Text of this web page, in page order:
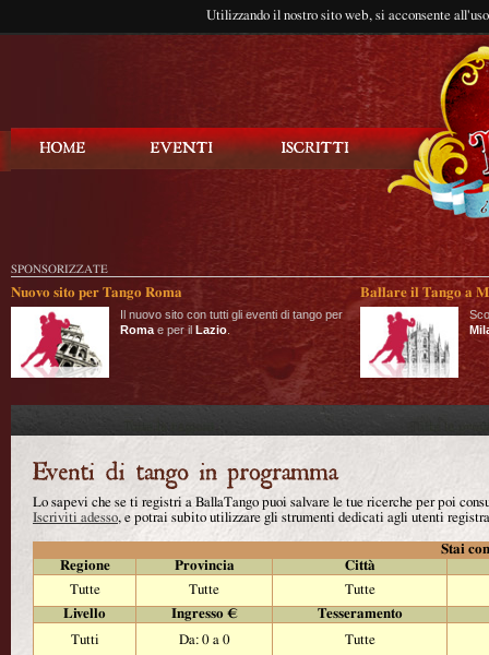
Utilizzando il nostro sito web, si acconsente
SPONSORIZZATE
Nuovo sito per Tango Roma
Il nuovo sito con tutti gli eventi di tango per
Roma e per il Lazio
Ballare il Tango a
Lo sapevi che se ti registri a BallaTango puoi salvare le tue ricerche per poi
Iscriviti adesso, e potrai subito utilizzare gli strumenti dedicati agli utenti
Stai
Regione
Provincia
Città
Tutte
Tutte
Tutte
Livello
Ingresso €
Tesseramento
Tutti
Da: 0 a 0 Tutte